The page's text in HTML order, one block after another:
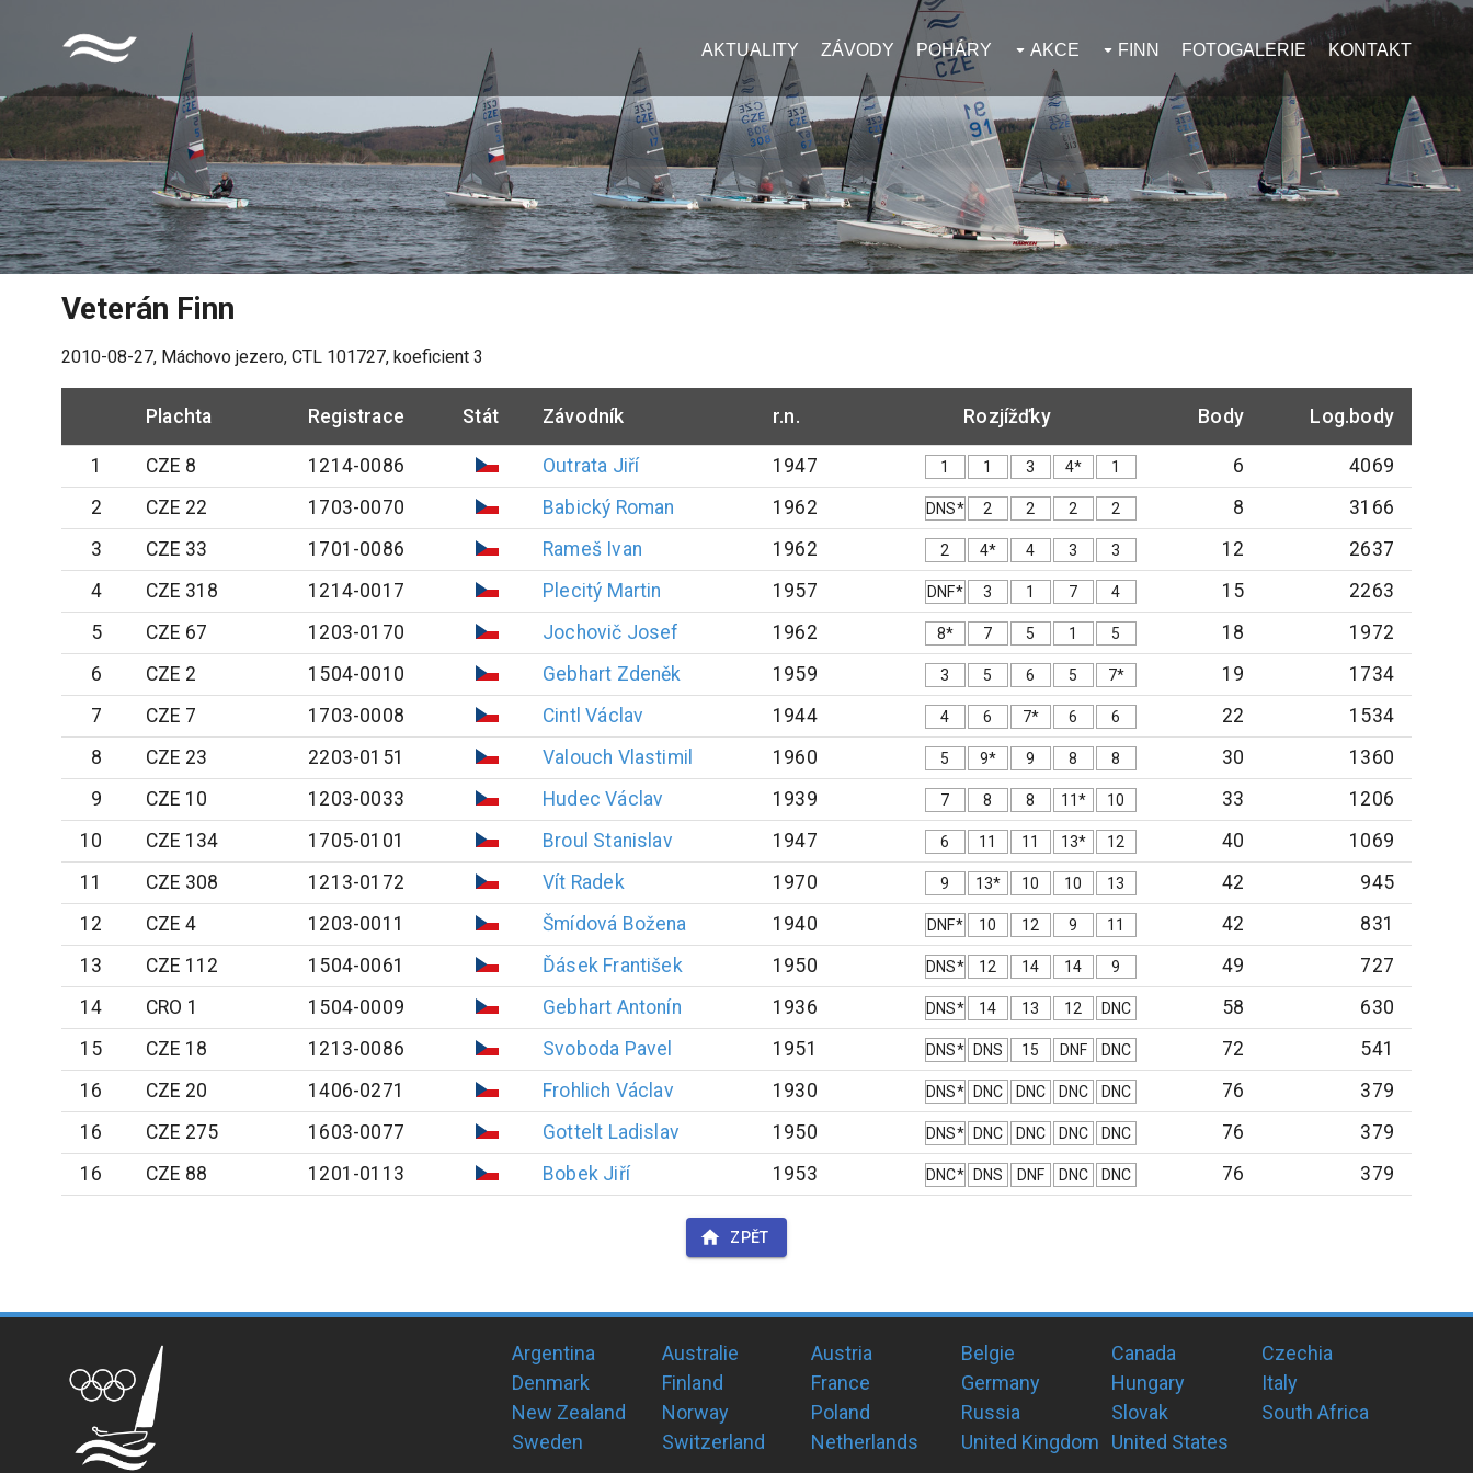
AKTUALITY ZÁVODY POHÁRY AKCE FINN FOTOGALERIE KONTAKT
Veterán Finn
2010-08-27, Máchovo jezero, CTL 101727, koeficient 3
Plachta Registrace Stát Závodník r.n. Rozjížďky Body Log.body
1 CZE 8 1214-0086 Outrata Jiří 1947 1 1 3 4* 1 6
4069
2
CZE 22 1703-0070 Babický Roman 1962 DNS* 2 2 2 2 8
3166
3
CZE 33 1701-0086 Rameš Ivan 1962 2 4* 4 3 3 12
2637
4
CZE 318 1214-0017 Plecitý Martin 1957 DNF* 3 1 7 4 15
2263
5
CZE 67 1203-0170 Jochovič Josef 1962 8* 7 5 1 5 18
1972
6
CZE 2 1504-0010 Gebhart Zdeněk 1959 3 5 6 5 7* 19
1734
7
CZE 7 1703-0008 Cintl Václav 1944 4 6 7* 6 6 22
1534
8
CZE 23 2203-0151 Valouch Vlastimil 1960 5 9* 9 8 8 30
1360
9
CZE 10 1203-0033 Hudec Václav 1939 7 8 8 11* 10 33
1206
10
CZE 134 1705-0101 Broul Stanislav 1947 6 11 11 13* 12 40
1069
11
CZE 308 1213-0172 Vít Radek 1970 9 13* 10 10 13 42
945
12
CZE 4 1203-0011 Šmídová Božena 1940 DNF* 10 12 9 11 42
831
13
CZE 112 1504-0061 Ďásek František 1950 DNS* 12 14 14 9 49
727
14
CRO 1 1504-0009 Gebhart Antonín 1936 DNS* 14 13 12 DNC 58
630
15
CZE 18 1213-0086 Svoboda Pavel 1951 DNS* DNS 15 DNF DNC 72
541
16
CZE 20 1406-0271 Frohlich Václav 1930 DNS* DNC DNC DNC DNC 76
379
16
CZE 275 1603-0077 Gottelt Ladislav 1950 DNS* DNC DNC DNC DNC 76
379
16
CZE 88 1201-0113 Bobek Jiří 1953 DNC* DNS DNF DNC DNC 76 379
ZPĚT
Argentina Australie Austria Belgie Canada
Czechia
Denmark
Finland France Germany Hungary
Italy
New Zealand
Norway Poland Russia Slovak
South Africa
Sweden
Switzerland Netherlands United Kingdom United States